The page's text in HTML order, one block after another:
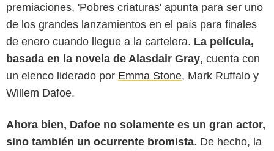
premiaciones, 'Pobres criaturas' apunta para ser uno
de los grandes lanzamientos en el país para finales
de enero cuando llegue a la cartelera. La película,
basada en la novela de Alasdair Gray, cuenta con
un elenco liderado por Emma Stone, Mark Ruffalo y
Willem Dafoe.
Ahora bien, Dafoe no solamente es un gran actor,
sino también un ocurrente bromista. De hecho, la